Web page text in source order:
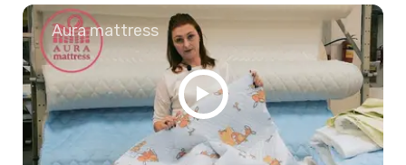
Aura mattress